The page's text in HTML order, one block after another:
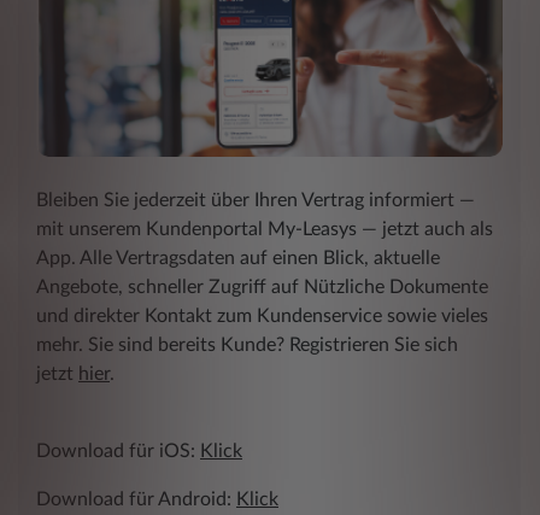
Bleiben Sie jederzeit über Ihren Vertrag informiert ―
mit unserem Kundenportal My-Leasys ― jetzt auch als
App. Alle Vertragsdaten auf einen Blick, aktuelle
Angebote, schneller Zugriff auf Nützliche Dokumente
und direkter Kontakt zum Kundenservice sowie vieles
mehr. Sie sind bereits Kunde? Registrieren Sie sich
jetzt hier.
Download für iOS: Klick
Download für Android: Klick